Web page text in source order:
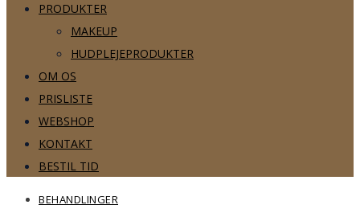
PRODUKTER
MAKEUP
HUDPLEJEPRODUKTER
OM OS
PRISLISTE
WEBSHOP
KONTAKT
BESTIL TID
BEHANDLINGER